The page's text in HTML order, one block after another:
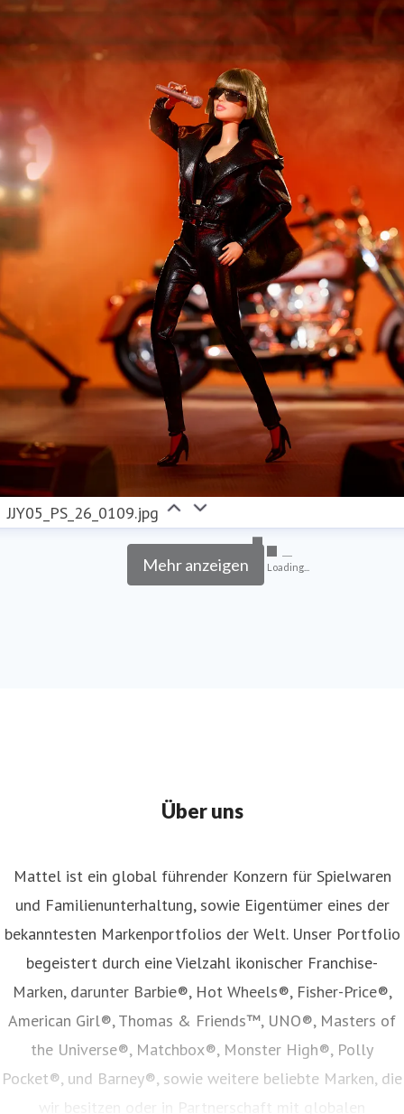
JJY05_PS_26_0109.jpg
Mehr anzeigen Loading...
Über uns
Mattel ist ein global führender Konzern für Spielwaren
und Familienunterhaltung, sowie Eigentümer eines der
bekanntesten Markenportfolios der Welt. Unser Portfolio
begeistert durch eine Vielzahl ikonischer Franchise-
Marken, darunter Barbie®, Hot Wheels®, Fisher-Price®,
American Girl®, Thomas & Friends™, UNO®, Masters of
the Universe®, Matchbox®, Monster High®, Polly
Pocket®, und Barney®, sowie weitere beliebte Marken, die